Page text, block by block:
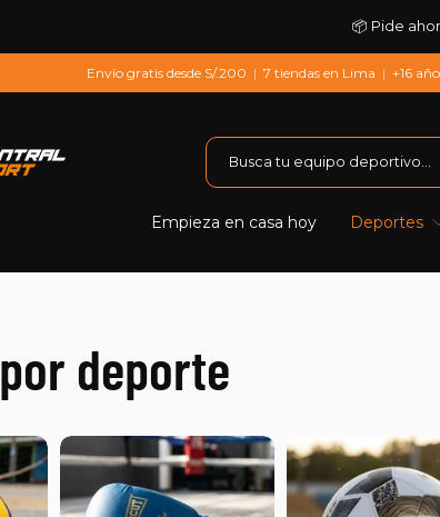
📦 Pide
Envío gratis desde S/.200 | 7 tiendas en Lima | +16
Empieza en casa hoy Deportes
por deporte